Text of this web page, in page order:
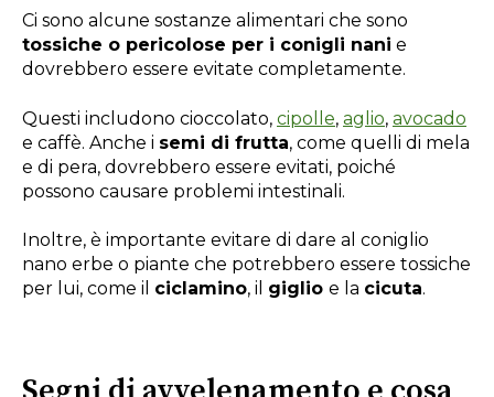
Ci sono alcune sostanze alimentari che sono
tossiche o pericolose per i conigli nani e
dovrebbero essere evitate completamente.
Questi includono cioccolato, cipolle, aglio, avocado
e caffè. Anche i semi di frutta, come quelli di mela
e di pera, dovrebbero essere evitati, poiché
possono causare problemi intestinali.
Inoltre, è importante evitare di dare al coniglio
nano erbe o piante che potrebbero essere tossiche
per lui, come il ciclamino, il giglio e la cicuta.